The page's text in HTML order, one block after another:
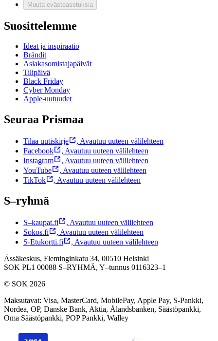
Muuta evästeasetuksia
Suosittelemme
Ideat ja inspiraatio
Brändit
Asiakasomistajapäivät
Tilipäivä
Black Friday
Cyber Monday
Apple-uutuudet
Seuraa Prismaa
Tilaa uutiskirje , Avautuu uuteen välilehteen
Facebook
, Avautuu uuteen välilehteen
Instagram
, Avautuu uuteen välilehteen
YouTube
, Avautuu uuteen välilehteen
TikTok
, Avautuu uuteen välilehteen
S–ryhmä
S–kaupat.fi , Avautuu uuteen välilehteen
Sokos.fi
, Avautuu uuteen välilehteen
S-Etukortti.fi
, Avautuu uuteen välilehteen
Ässäkeskus, Fleminginkatu 34, 00510 Helsinki
SOK PL1 00088 S–RYHMÄ, Y–tunnus 0116323–1
© SOK 2026
Maksutavat: Visa, MasterCard, MobilePay, Apple Pay, S-Pankki,
Nordea, OP, Danske Bank, Aktia, Ålandsbanken, Säästöpankki,
Oma Säästöpankki, POP Pankki, Walley